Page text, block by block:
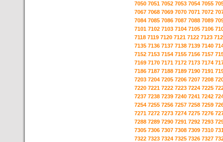
7050 7051 7052 7053 7054 7055
7067 7068 7069 7070 7071 7072
7084 7085 7086 7087 7088 7089
7101 7102 7103 7104 7105 7106
7118 7119 7120 7121 7122 7123
7135 7136 7137 7138 7139 7140
7152 7153 7154 7155 7156 7157
7169 7170 7171 7172 7173 7174
7186 7187 7188 7189 7190 7191
7203 7204 7205 7206 7207 7208
7220 7221 7222 7223 7224 7225
7237 7238 7239 7240 7241 7242
7254 7255 7256 7257 7258 7259
7271 7272 7273 7274 7275 7276
7288 7289 7290 7291 7292 7293
7305 7306 7307 7308 7309 7310
7322 7323 7324 7325 7326 7327